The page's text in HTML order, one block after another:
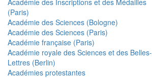
(Paris)
Académie des Sciences (Bologne)
Académie des Sciences (Paris)
Académie française (Paris)
Académie royale des Sciences et des Belles-
Lettres (Berlin)
Académies protestantes